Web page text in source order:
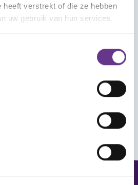
heeft verstrekt of die ze hebben
uw gebruik van hun services.
voor een webinar? Ook
met het linkje om het
bent kun je reageren op